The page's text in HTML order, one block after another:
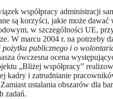
współpracy administracji
korzyści, jakie może dawać
w szczególności UE,
W marcu 2004 r. na potrzeby
pożytku publicznego i o
ówczesna ocena
„Bliżej współpracy”
i zatrudnianie
ustalania obszarów dla
zadań.